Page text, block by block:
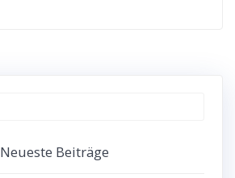
Neueste Beiträge